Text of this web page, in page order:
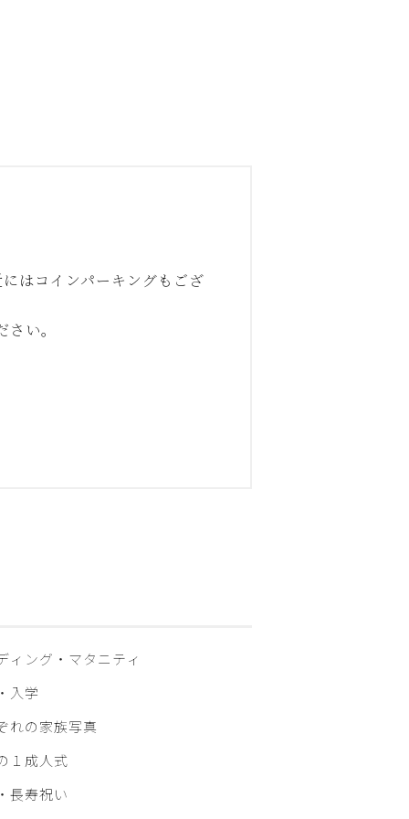
はコインパーキングもござ
い。
ィング・マタニティ
入学
れの家族写真
１成人式
⾧寿祝い